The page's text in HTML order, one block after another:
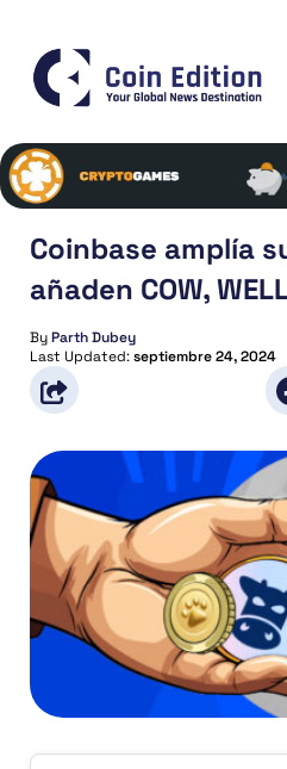
Coinbase amplía
añaden COW,
ByParth Dubey
Last Updated:septiembre 24, 2024